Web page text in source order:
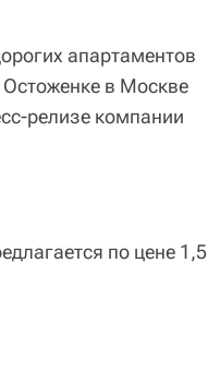
апартаментов
в Москве
релизе компании
по цене 1,5